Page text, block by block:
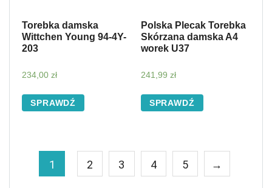
Torebka damska
Wittchen Young 94-4Y-
203
234,00 zł
SPRAWDŹ
Polska Plecak Torebka
Skórzana damska A4
worek U37
241,99 zł
SPRAWDŹ
1 2 3 4 5 →